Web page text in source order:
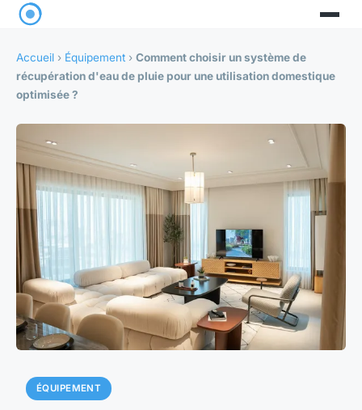
Accueil › Équipement › Comment choisir un système de
récupération d'eau de pluie pour une utilisation domestique
optimisée ?
ÉQUIPEMENT